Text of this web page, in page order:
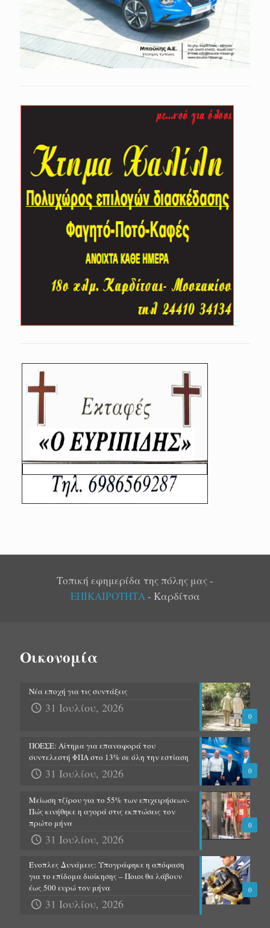
Τοπική εφημερίδα της πόλης μας -
ΕΠΙΚΑΙΡΟΤΗΤΑ- Καρδίτσα
Οικονομία
0
Νέα εποχή για τις συντάξεις
31 Ιουλίου, 2026
0
ΠΟΕΣΕ: Αίτημα για επαναφορά του
συντελεστή ΦΠΑ στο 13% σε όλη την εστίαση
31 Ιουλίου, 2026
0
Μείωση τζίρου για το 55% των επιχειρήσεων-
Πώς κινήθηκε η αγορά στις εκπτώσεις τον
πρώτο μήνα
31 Ιουλίου, 2026
0
Ένοπλες Δυνάμεις: Υπογράφηκε η απόφαση
για το επίδομα διοίκησης – Ποιοι θα λάβουν
έως 500 ευρώ τον μήνα
31 Ιουλίου, 2026